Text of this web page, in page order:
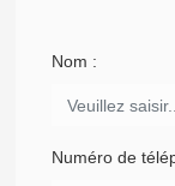
Nom :
Numéro de